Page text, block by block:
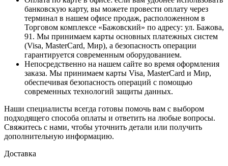
банковскую карту, вы можете провести оплату через
терминал в нашем офисе продаж, расположенном в
Торговом комплексе «Бажовский» по адресу: ул. Бажова,
91. Мы принимаем карты основных платежных систем
(Visa, MasterCard, Мир), а безопасность операции
гарантируется современным оборудованием.
Непосредственно на нашем сайте во время оформления
заказа. Мы принимаем карты Visa, MasterCard и Мир,
обеспечивая безопасность операций с помощью
современных технологий защиты данных.
Наши специалисты всегда готовы помочь вам с выбором
подходящего способа оплаты и ответить на любые вопросы.
Свяжитесь с нами, чтобы уточнить детали или получить
дополнительную информацию.
Доставка